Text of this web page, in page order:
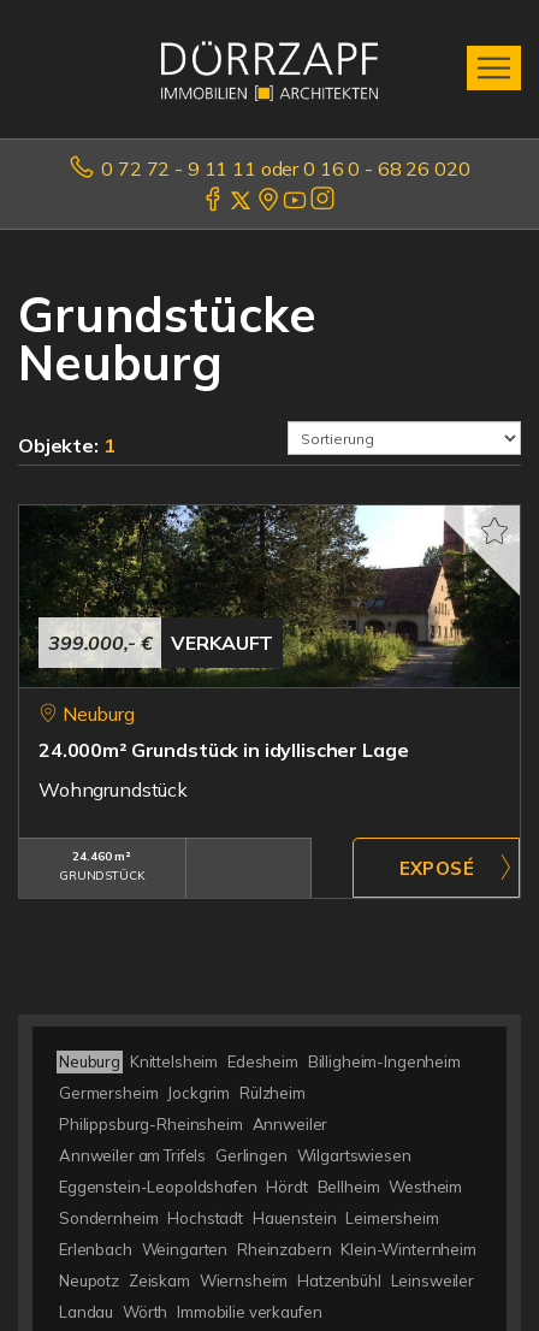
0 72 72 - 9 11 11 oder 0 16 0 - 68 26 020
Grundstücke
Neuburg
Objekte: 1
399.000,- € VERKAUFT
Neuburg
24.000m² Grundstück in idyllischer Lage
Wohngrundstück
24.460 m²
GRUNDSTÜCK
Neuburg Knittelsheim Edesheim
Billigheim-Ingenheim
Germersheim
Jockgrim
Rülzheim
Philippsburg-Rheinsheim
Annweiler
Annweiler am Trifels
Gerlingen Wilgartswiesen
Eggenstein-Leopoldshafen Hördt Bellheim Westheim
Sondernheim Hochstadt Hauenstein Leimersheim
Erlenbach Weingarten Rheinzabern Klein-Winternheim
Neupotz Zeiskam Wiernsheim Hatzenbühl
Leinsweiler
Landau Wörth Immobilie verkaufen